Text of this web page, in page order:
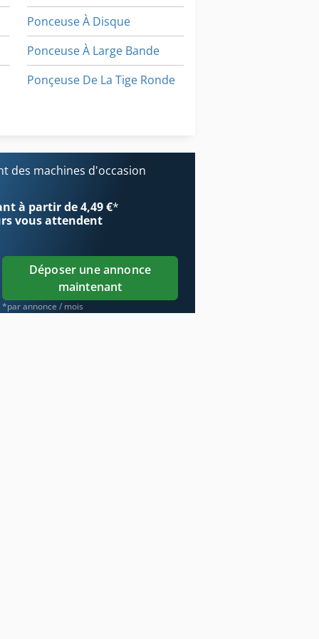
Ponceuse À Disque
Ponceuse À Large Bande
Ponçeuse De La Tige Ronde
des machines d'occasion
à partir de 4,49 €*
vous attendent
Déposer une annonce
maintenant
*par annonce / mois